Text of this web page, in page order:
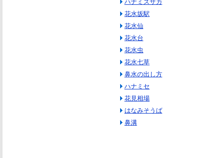
ハナミズザカ
花水坂駅
花水仙
花水台
花水虫
花水七草
鼻水の出し方
ハナミセ
花見相場
はなみそうば
鼻溝